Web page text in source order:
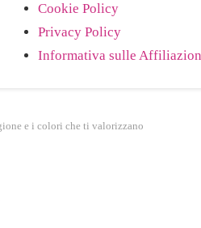
Cookie Policy
Privacy Policy
Informativa sulle
e i colori che ti valorizzano